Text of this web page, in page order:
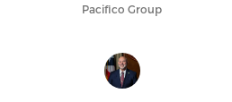
Pacifico Group